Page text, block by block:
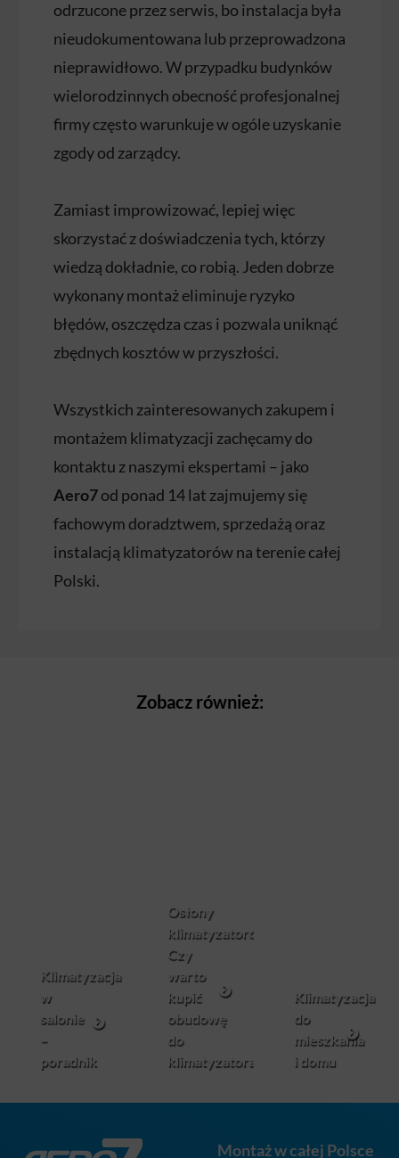
odrzucone przez serwis, bo instalacja była
nieudokumentowana lub przeprowadzona
nieprawidłowo. W przypadku budynków
wielorodzinnych obecność profesjonalnej
firmy często warunkuje w ogóle uzyskanie
zgody od zarządcy.
Zamiast improwizować, lepiej więc
skorzystać z doświadczenia tych, którzy
wiedzą dokładnie, co robią. Jeden dobrze
wykonany montaż eliminuje ryzyko
błędów, oszczędza czas i pozwala uniknąć
zbędnych kosztów w przyszłości.
Wszystkich zainteresowanych zakupem i
montażem klimatyzacji zachęcamy do
kontaktu z naszymi ekspertami – jako
Aero7od ponad 14 lat zajmujemy się
fachowym doradztwem, sprzedażą oraz
instalacją klimatyzatorów na terenie całej
Polski.
Zobacz również:
Klimatyzacja
w
salonie
–
poradnik
Osłony
klimatyzatorów.
Czy
warto
kupić
obudowę
do
klimatyzatora?
Klimatyzacja
do
mieszkania
i domu
Montaż w całej Polsce